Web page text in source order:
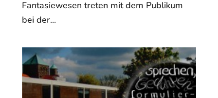
Fantasiewesen treten mit dem Publikum
bei der...